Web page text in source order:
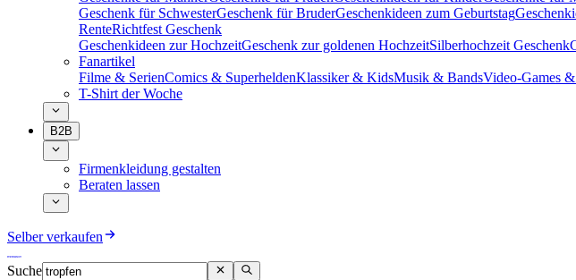
Geschenk für SchwesterGeschenk für BruderGeschenkideen zum Geburtstag
RenteRichtfest Geschenk
Geschenkideen zur HochzeitGeschenk zur goldenen HochzeitSilberhochzeit Geschenk
Fanartikel
Filme & SerienComics & SuperheldenKlassiker & KidsMusik & BandsVideo-Games
T-Shirt der Woche
B2B
Firmenkleidung gestalten
Beraten lassen
Selber verkaufen
Suche